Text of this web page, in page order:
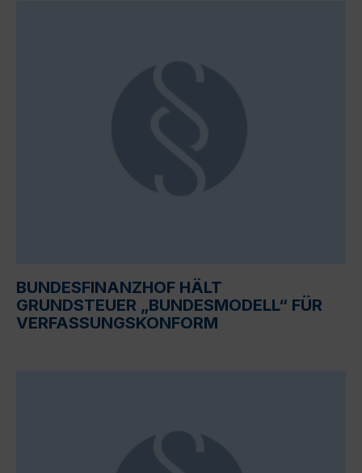
BUNDESFINANZHOF HÄLT
GRUNDSTEUER „BUNDESMODELL“ FÜR
VERFASSUNGSKONFORM